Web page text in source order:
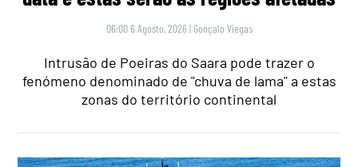
06:00 6 Agosto, 2026 | Gonçalo Viegas
Intrusão de Poeiras do Saara pode trazer o
fenómeno denominado de "chuva de lama" a estas
zonas do território continental